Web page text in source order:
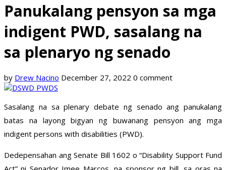
Panukalang pensyon sa mga
indigent PWD, sasalang na
sa plenaryo ng senado
by Drew Nacino December 27, 2022 0 comment
Sasalang na sa plenary debate ng senado ang panukalang
batas na layong bigyan ng buwanang pensyon ang mga
indigent persons with disabilities (PWD).
Dedepensahan ang Senate Bill 1602 o “Disability Support Fund